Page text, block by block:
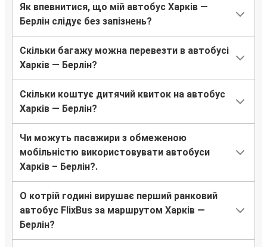
Як впевнитися, що мій автобус Харків —
Берлін слідує без запізнень?
Скільки багажу можна перевезти в автобусі
Харків — Берлін?
Скільки коштує дитячий квиток на автобус
Харків — Берлін?
Чи можуть пасажири з обмеженою
мобільністю використовувати автобуси
Харків – Берлін?.
О котрій годині вирушає перший ранковий
автобус FlixBus за маршрутом Харків —
Берлін?